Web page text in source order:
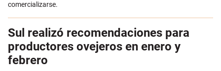
comercializarse.
Sul realizó recomendaciones para
productores ovejeros en enero y
febrero